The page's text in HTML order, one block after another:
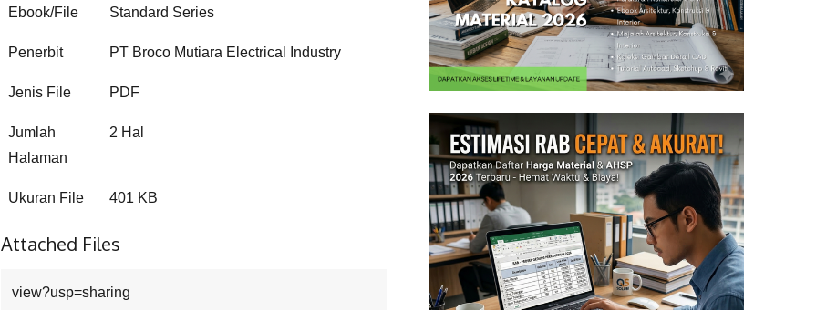
Ebook/File
Standard Series
Penerbit PT Broco Mutiara Electrical Industry
Jenis File PDF
Jumlah
Halaman
2 Hal
Ukuran File 401 KB
Attached Files
view?usp=sharing